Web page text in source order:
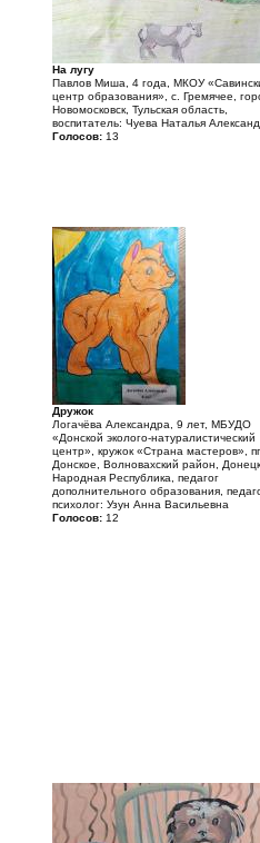
На лугу
Павлов Миша, 4 года, МКОУ
центр образования», с. Гремячее,
Новомосковск, Тульская область,
воспитатель: Чуева Наталья
Голосов: 13
Дружок
Логачёва Александра, 9 лет, МБУДО
«Донской эколого-натуралистический
центр», кружок «Страна мастеров»,
Донское, Волновахский район,
Народная Республика, педагог
дополнительного образования,
психолог: Узун Анна Васильевна
Голосов: 12